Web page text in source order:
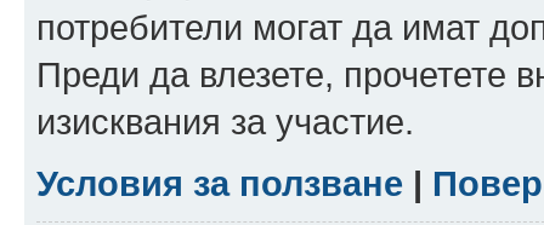
потребители могат да имат
Преди да влезете, прочетете
изисквания за участие.
Условия за ползване |